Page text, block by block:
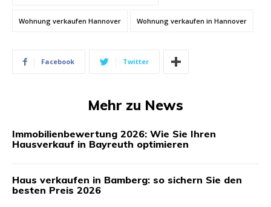
Wohnung verkaufen Hannover Wohnung verkaufen in Hannover
Facebook Twitter
Mehr zu News
Immobilienbewertung 2026: Wie Sie Ihren
Hausverkauf in Bayreuth optimieren
Haus verkaufen in Bamberg: so sichern Sie den
besten Preis 2026